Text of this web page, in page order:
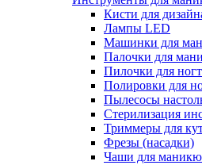
Кисти для
Лампы LED
Машинки для
Палочки для
Пилочки для
Полировки для
Пылесосы
Стерилизация
Триммеры для
Фрезы (насадки)
Чаши для